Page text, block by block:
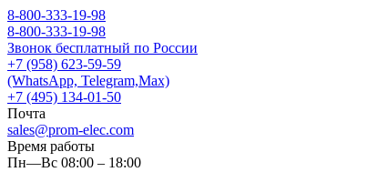
8-800-333-19-98
8-800-333-19-98
Звонок бесплатный по России
+7 (958) 623-59-59
(WhatsApp, Telegram,Max)
+7 (495) 134-01-50
Почта
sales@prom-elec.com
Время работы
Пн—Вс 08:00 – 18:00